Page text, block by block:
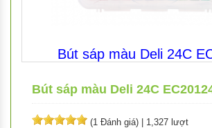
Bút sáp màu Deli 24C
Bút sáp màu Deli 24C
(1 Đánh giá) 1,327 lượt